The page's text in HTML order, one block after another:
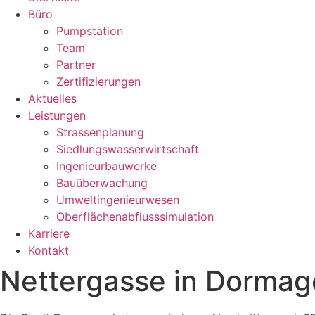
Büro
Pumpstation
Team
Partner
Zertifizierungen
Aktuelles
Leistungen
Strassenplanung
Siedlungswasserwirtschaft
Ingenieurbauwerke
Bauüberwachung
Umweltingenieurwesen
Oberflächenabflusssimulation
Karriere
Kontakt
Nettergasse in